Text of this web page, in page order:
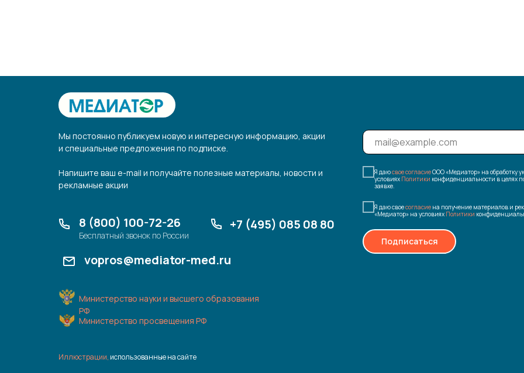
Мы постоянно публикуем новую и интересную информацию, акции
и специальные предложения по подписке.
Напишите ваш e-mail и получайте полезные материалы, новости и
рекламные акции
Я даюсвое согласиеООО «Медиатор» на обработку
условиях Политики конфиденциальности в целях
заявке.
Я даю своесогласие на получение материалов и
«Медиатор» на условиях Политики
Подписаться
8 (800) 100-72-26
Бесплатный звонок по России
vopros@mediator-med.ru
Иллюстрации, использованные на сайте
+7 (495) 085 08 80
Министерство науки и высшего образования
РФ
Министерство просвещения РФ